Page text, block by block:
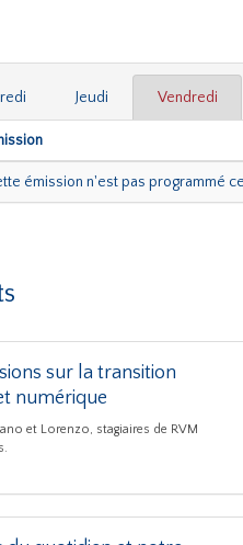
Jeudi Vendredi
émission n'est pas programmé
sur la transition
numérique
et Lorenzo, stagiaires de RVM